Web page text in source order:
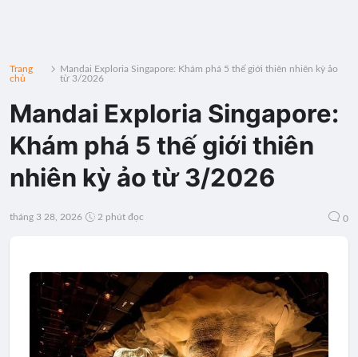
Trang
chủ
Mandai Exploria Singapore: Khám phá 5 thế giới thiên nhiên kỳ ảo
từ 3/2026
Mandai Exploria Singapore:
Khám phá 5 thế giới thiên
nhiên kỳ ảo từ 3/2026
tháng 3 28, 2026 2 phút đọc 0